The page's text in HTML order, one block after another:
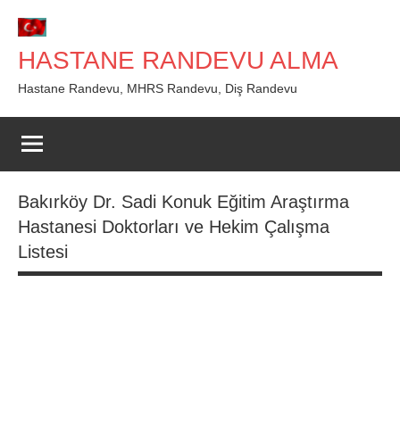
geç
HASTANE RANDEVU ALMA
Hastane Randevu, MHRS Randevu, Diş Randevu
Bakırköy Dr. Sadi Konuk Eğitim Araştırma
Hastanesi Doktorları ve Hekim Çalışma
Listesi